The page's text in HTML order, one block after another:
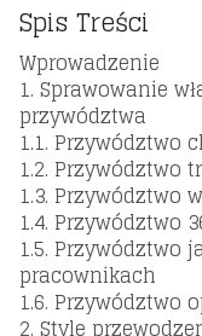
Spis Treści
Wprowadzenie
1. Sprawowanie
przywództwa
1.1. Przywództwo
1.2. Przywództwo
1.3. Przywództwo
1.4. Przywództwo
1.5. Przywództwo
pracownikach
1.6. Przywództwo
2. Style